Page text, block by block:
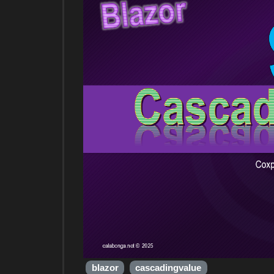
blazor cascadingvalue